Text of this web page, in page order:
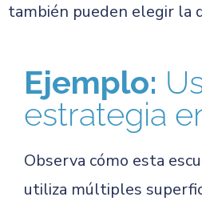
también pueden elegir la
Ejemplo:
estrategia
Observa cómo esta
utiliza múltiples